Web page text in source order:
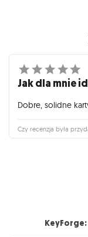
Jak dla mnie
Dobre, solidne
Czy recenzja była